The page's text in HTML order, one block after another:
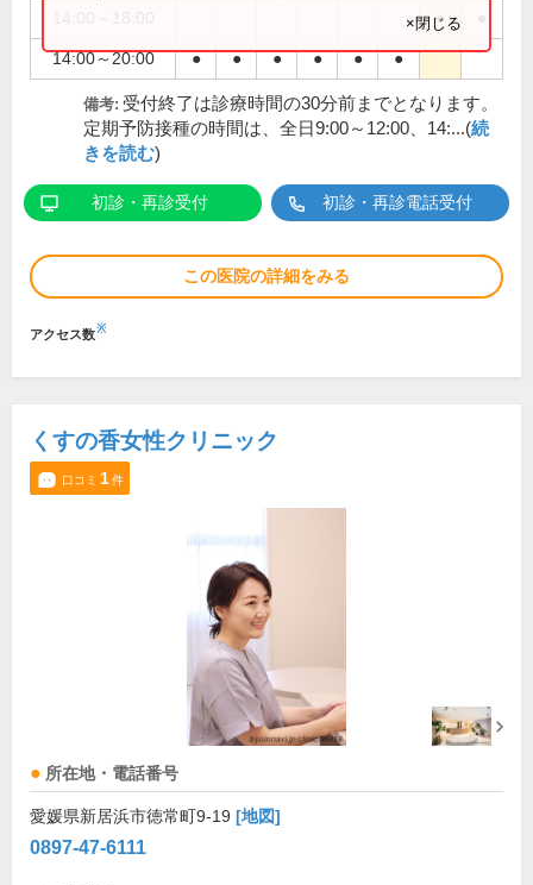
●
14:00～20:00 ● ● ● ● ● ●
×閉じる
備考: 受付終了は診療時間の30分前までとなります。
定期予防接種の時間は、全日9:00～12:00、14:...(続
きを読む)
初診・再診受付 初診・再診電話受付
この医院の詳細をみる
アクセス数※
くすの香女性クリニック
口コミ 1件
所在地・電話番号
愛媛県新居浜市徳常町9-19 [地図]
0897-47-6111